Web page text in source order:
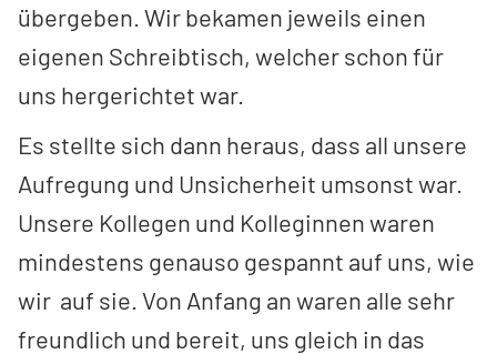
übergeben. Wir bekamen jeweils einen
eigenen Schreibtisch, welcher schon für
uns hergerichtet war.
Es stellte sich dann heraus, dass all unsere
Aufregung und Unsicherheit umsonst war.
Unsere Kollegen und Kolleginnen waren
mindestens genauso gespannt auf uns, wie
wir auf sie. Von Anfang an waren alle sehr
freundlich und bereit, uns gleich in das